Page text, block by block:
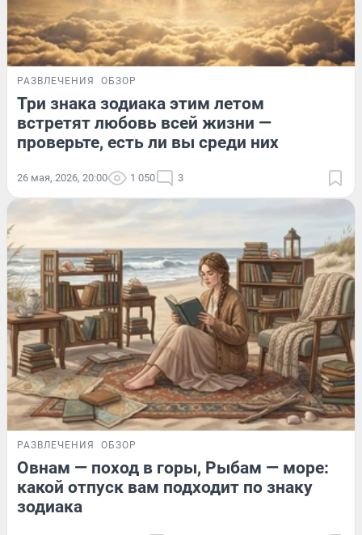
РАЗВЛЕЧЕНИЯ ОБЗОР
Три знака зодиака этим летом
встретят любовь всей жизни —
проверьте, есть ли вы среди них
26 мая, 2026, 20:00 1 050 3
РАЗВЛЕЧЕНИЯ ОБЗОР
Овнам — поход в горы, Рыбам — море:
какой отпуск вам подходит по знаку
зодиака